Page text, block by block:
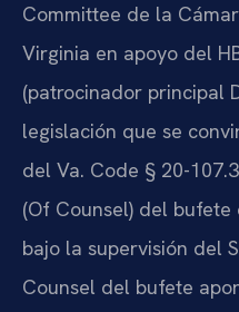
Committee de la
Virginia en apoyo del
(patrocinador principal
legislación que se
del Va. Code § 20-
(Of Counsel) del
bajo la supervisión del
Counsel del bufete